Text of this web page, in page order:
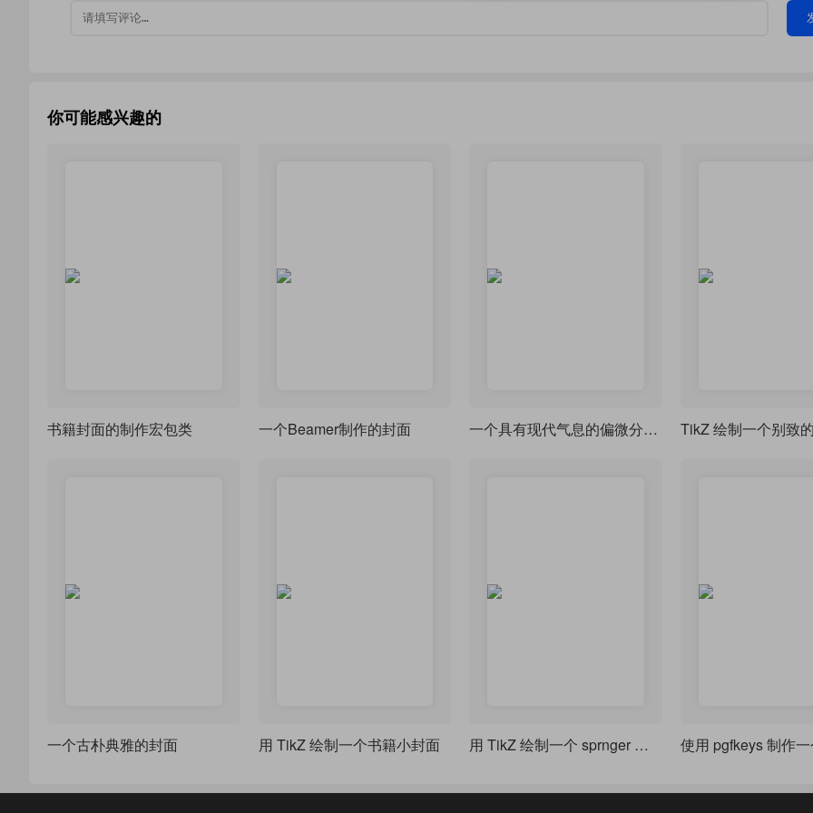
你可能感兴趣的
书籍封面的制作宏包类 一个Beamer制作的封面 一个具有现代气息的偏微分方程中文书籍封面 TikZ 绘制一个别致
一个古朴典雅的封面 用 TikZ 绘制一个书籍小封面 用 TikZ 绘制一个 sprnger 的书籍封面 使用 pgfkeys 制作